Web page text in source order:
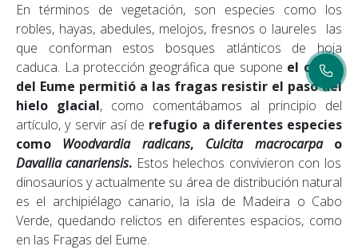
En términos de vegetación, son especies como los
robles, hayas, abedules, melojos, fresnos o laureles las
que conforman estos bosques atlánticos de hoja
caduca. La protección geográfica que supone el cañón
del Eume permitió a las fragas resistir el paso del
hielo glacial, como comentábamos al principio del
artículo, y servir así de refugio a diferentes especies
como Woodvardia radicans, Culcita macrocarpao
Davallia canariensis. Estos helechos convivieron con los
dinosaurios y actualmente su área de distribución natural
es el archipiélago canario, la isla de Madeira o Cabo
Verde, quedando relictos en diferentes espacios, como
en las Fragas del Eume.